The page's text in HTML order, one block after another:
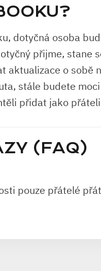
dotyčná osoba
přijme, stane
aktualizace o sobě
stále budete
přidat jako
(FAQ)
pouze přátelé